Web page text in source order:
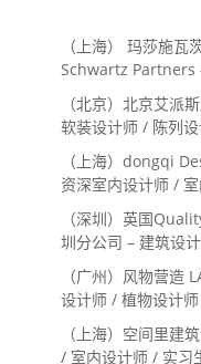
（上海） 玛莎施
Schwartz Partners
Landscape
Landscape
（北京）北京艾派
软装设计师 / 陈列
（上海）dongqi
资深室内设计师 /
系主管 / 设计实习
（深圳）英国
圳分公司 – 建筑设
内设计师 / 设计实习
（广州）风物营造
设计师 / 植物设计
（上海）空间里建
/ 室内设计师 / 实习